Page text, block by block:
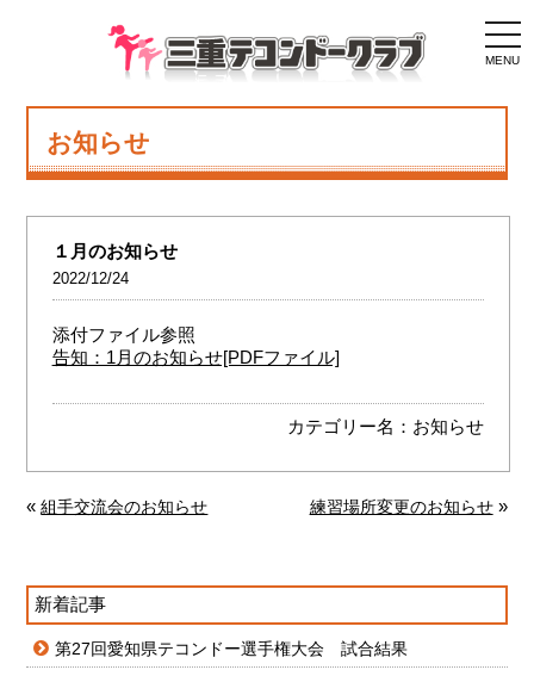
MENU
お知らせ
１月のお知らせ
2022/12/24
添付ファイル参照
告知：1月のお知らせ[PDFファイル]
カテゴリー名： お知らせ
«組手交流会のお知らせ 練習場所変更のお知らせ»
新着記事
第27回愛知県テコンドー選手権大会 試合結果